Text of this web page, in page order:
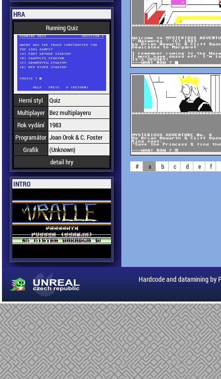
HRA
Running Quiz
Herní styl
Quiz
Multiplayer Bez multiplayeru
Rok vydání
1983
Programátor Joan Orok & C. Foster
Grafik
(Unknown)
detail hry
INTRO
# a b c d e f
Hardcode and datamining by